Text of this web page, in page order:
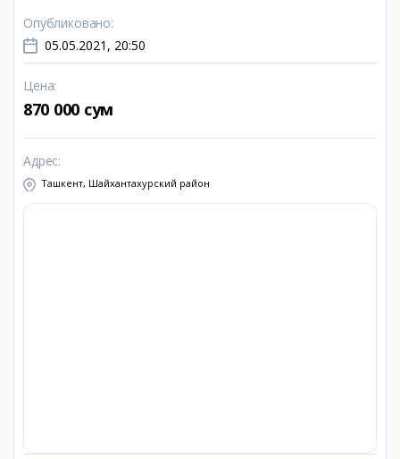
Опубликовано:
05.05.2021, 20:50
Цена:
870 000 сум
Адрес:
Ташкент, Шайхантахурский район